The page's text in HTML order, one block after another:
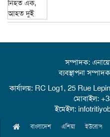
সম্পাদক:
ব্যবস্থাপনা
কার্যালয়: RC Log1, 25 Rue
মোবাইল:
ইমেইল:
বাংলাদেশ এশিয়া ইউরোপ